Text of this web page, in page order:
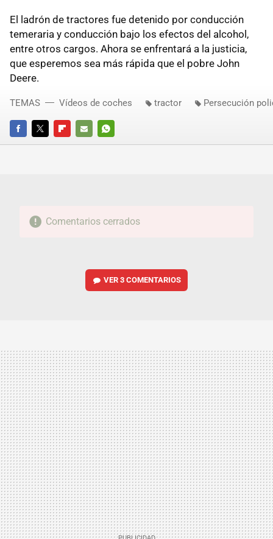
El ladrón de tractores fue detenido por conducción
temeraria y conducción bajo los efectos del alcohol,
entre otros cargos. Ahora se enfrentará a la justicia,
que esperemos sea más rápida que el pobre John
Deere.
FACEBOOKTWITTERFLIPBOARD
E-
WHATSAPP
TEMAS Vídeos de coches tractor Persecución
Comentarios cerrados
VER3 COMENTARIOS